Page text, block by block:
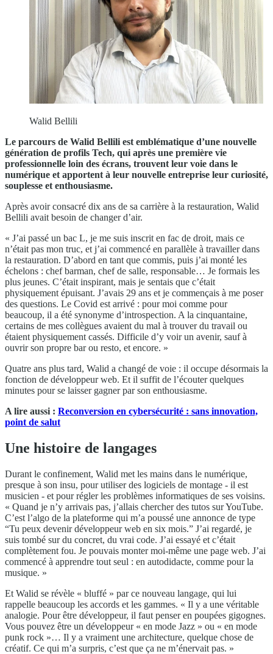
Walid Bellili
Le parcours de Walid Bellili est emblématique d’une nouvelle
génération de profils Tech, qui après une première vie
professionnelle loin des écrans, trouvent leur voie dans le
numérique et apportent à leur nouvelle entreprise leur curiosité,
souplesse et enthousiasme.
Après avoir consacré dix ans de sa carrière à la restauration, Walid
Bellili avait besoin de changer d’air.
« J’ai passé un bac L, je me suis inscrit en fac de droit, mais ce
n’était pas mon truc, et j’ai commencé en parallèle à travailler dans
la restauration. D’abord en tant que commis, puis j’ai monté les
échelons : chef barman, chef de salle, responsable… Je formais les
plus jeunes. C’était inspirant, mais je sentais que c’était
physiquement épuisant. J’avais 29 ans et je commençais à me poser
des questions. Le Covid est arrivé : pour moi comme pour
beaucoup, il a été synonyme d’introspection. A la cinquantaine,
certains de mes collègues avaient du mal à trouver du travail ou
étaient physiquement cassés. Difficile d’y voir un avenir, sauf à
ouvrir son propre bar ou resto, et encore. »
Quatre ans plus tard, Walid a changé de voie : il occupe désormais la
fonction de développeur web. Et il suffit de l’écouter quelques
minutes pour se laisser gagner par son enthousiasme.
A lire aussi : Reconversion en cybersécurité : sans innovation,
point de salut
Une histoire de langages
Durant le confinement, Walid met les mains dans le numérique,
presque à son insu, pour utiliser des logiciels de montage - il est
musicien - et pour régler les problèmes informatiques de ses voisins.
« Quand je n’y arrivais pas, j’allais chercher des tutos sur YouTube.
C’est l’algo de la plateforme qui m’a poussé une annonce de type
“Tu peux devenir développeur web en six mois.” J’ai regardé, je
suis tombé sur du concret, du vrai code. J’ai essayé et c’était
complètement fou. Je pouvais monter moi-même une page web. J’ai
commencé à apprendre tout seul : en autodidacte, comme pour la
musique. »
Et Walid se révèle « bluffé » par ce nouveau langage, qui lui
rappelle beaucoup les accords et les gammes. « Il y a une véritable
analogie. Pour être développeur, il faut penser en poupées gigognes.
Vous pouvez être un développeur « en mode Jazz » ou « en mode
punk rock »… Il y a vraiment une architecture, quelque chose de
créatif. Ce qui m’a surpris, c’est que ça ne m’énervait pas. »